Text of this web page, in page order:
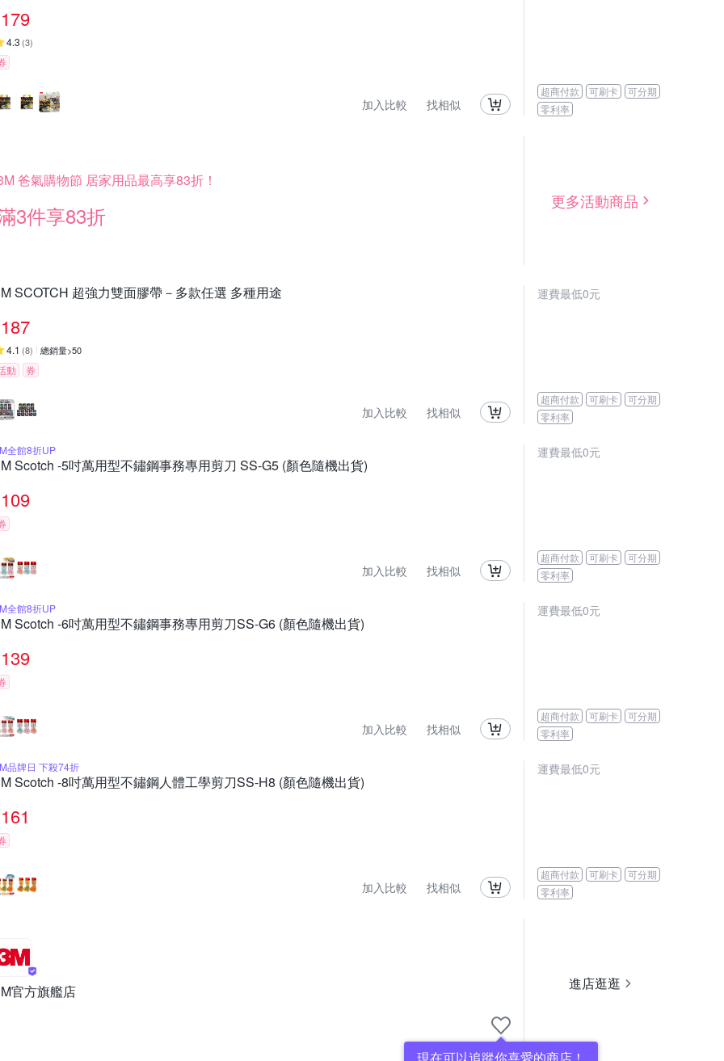
179
4.3 (3)
加入比較 找相似
超商付款 可刷卡
可分期
零利率
爸氣購物節 居家用品最高享83折！
3件享83折
更多活動商品
SCOTCH 超強力雙面膠帶－多款任選 多種用途
187
4.1 (8) 總銷量>50
動 券
加入比較 找相似
運費最低0元
超商付款 可刷卡
可分期
零利率
全館8折UP
Scotch -5吋萬用型不鏽鋼事務專用剪刀 SS-G5 (顏色隨機出貨)
109
加入比較 找相似
運費最低0元
超商付款 可刷卡
可分期
零利率
全館8折UP
Scotch -6吋萬用型不鏽鋼事務專用剪刀SS-G6 (顏色隨機出貨)
139
加入比較 找相似
運費最低0元
超商付款 可刷卡
可分期
零利率
品牌日 下殺74折
Scotch -8吋萬用型不鏽鋼人體工學剪刀SS-H8 (顏色隨機出貨)
161
加入比較 找相似
運費最低0元
超商付款 可刷卡
可分期
零利率
官方旗艦店 進店逛逛